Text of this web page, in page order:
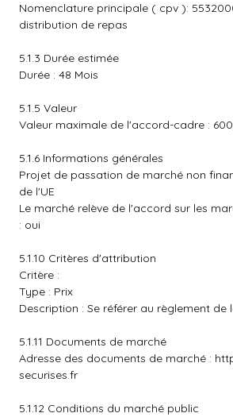
Nomenclature principale ( cpv ):
distribution de repas
5.1.3 Durée estimée
Durée : 48 Mois
5.1.5 Valeur
Valeur maximale de l'accord-cadre :
5.1.6 Informations générales
Projet de passation de marché non
de l'UE
Le marché relève de l'accord sur les
: oui
5.1.10 Critères d'attribution
Critère :
Type : Prix
Description : Se référer au règlement de
5.1.11 Documents de marché
Adresse des documents de marché :
securises.fr
5.1.12 Conditions du marché public